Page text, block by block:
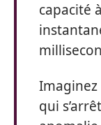
capacité
qui